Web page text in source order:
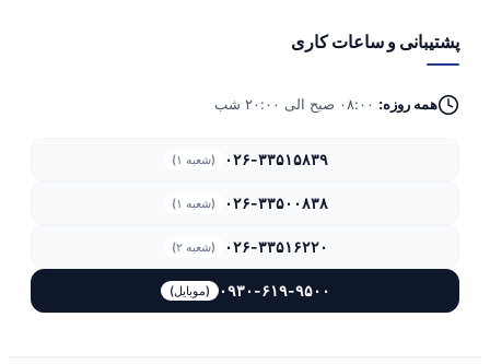
پشتیبانی و ساعات کاری
همه روزه:
۰۲۶-۳۳۵۱۵۸۳۹ (شعبه ۱)
۰۲۶-۳۳۵۰۰۸۳۸ (شعبه ۱)
۰۲۶-۳۳۵۱۶۲۲۰ (شعبه ۲)
۰۹۳۰-۶۱۹-۹۵۰۰ (موبایل)